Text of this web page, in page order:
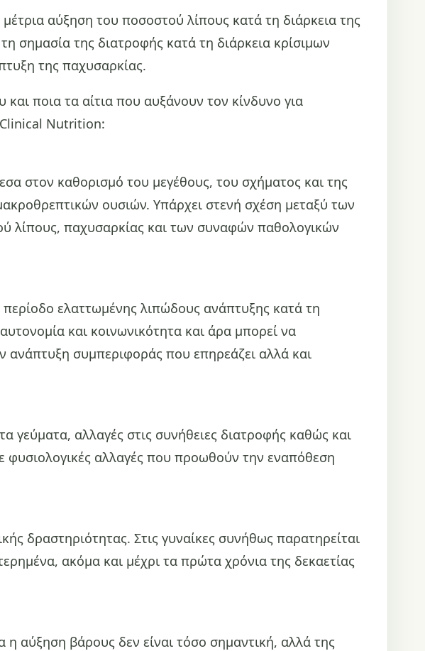
αύξηση του ποσοστού λίπους κατά τη διάρκεια της
σημασία της διατροφής κατά τη διάρκεια κρίσιμων
της παχυσαρκίας.
ποια τα αίτια που αυξάνουν τον κίνδυνο για
Nutrition:
στον καθορισμό του μεγέθους, του σχήματος και της
ουσιών. Υπάρχει στενή σχέση μεταξύ των
λίπους, παχυσαρκίας και των συναφών παθολογικών
ελαττωμένης λιπώδους ανάπτυξης κατά τη
και κοινωνικότητα και άρα μπορεί να
ανάπτυξη συμπεριφοράς που επηρεάζει αλλά και
γεύματα, αλλαγές στις συνήθειες διατροφής καθώς και
αλλαγές που προωθούν την εναπόθεση
δραστηριότητας. Στις γυναίκες συνήθως παρατηρείται
ακόμα και μέχρι τα πρώτα χρόνια της δεκαετίας
αύξηση βάρους δεν είναι τόσο σημαντική, αλλά της